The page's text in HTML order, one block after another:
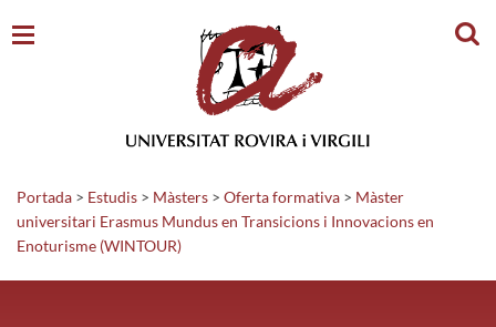
Portada > Estudis > Màsters > Oferta formativa > Màster
universitari Erasmus Mundus en Transicions i Innovacions en
Enoturisme (WINTOUR)